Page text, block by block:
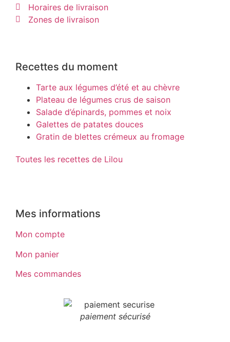
Horaires de livraison
Zones de livraison
Recettes du moment
Tarte aux légumes d’été et au chèvre
Plateau de légumes crus de saison
Salade d’épinards, pommes et noix
Galettes de patates douces
Gratin de blettes crémeux au fromage
Toutes les recettes de Lilou
Mes informations
Mon compte
Mon panier
Mes commandes
paiement sécurisé